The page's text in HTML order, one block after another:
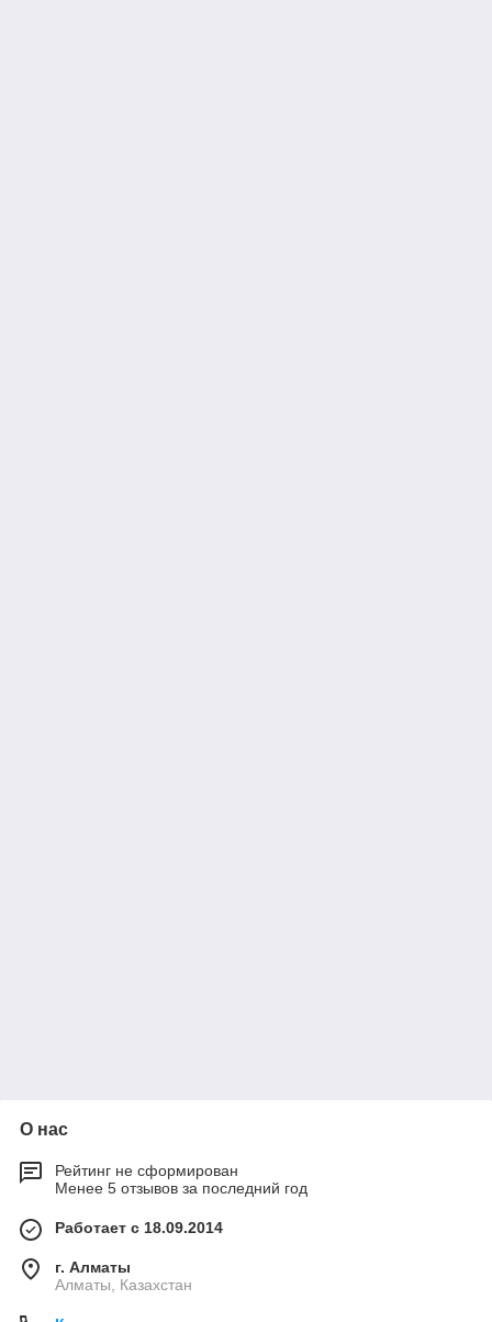
О нас
Рейтинг не сформирован
Менее 5 отзывов за последний год
Работает с 18.09.2014
г. Алматы
Алматы, Казахстан